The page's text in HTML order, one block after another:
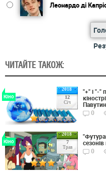
Леонардо ді
ЧИТАЙТЕ ТАКОЖ:
2018
12
Січ
Кіно
"+" і "-"
0
2018
7
Трав
Кіно
0